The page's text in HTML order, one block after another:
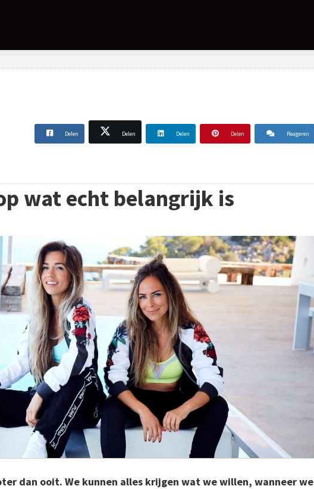
Delen Delen Delen Delen Reageren
wat echt belangrijk is
dan ooit. We kunnen alles krijgen wat we willen, wanneer we